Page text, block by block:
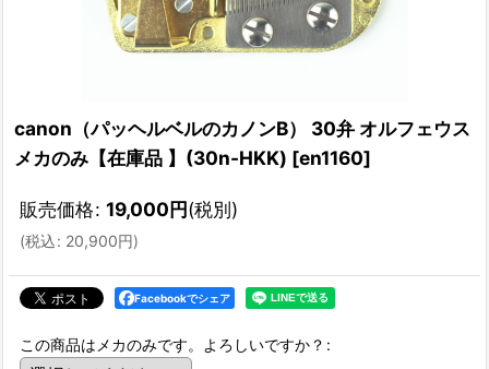
canon（パッヘルベルのカノンB） 30弁 オルフェウス
メカのみ【在庫品 】(30n-HKK) [en1160]
販売価格: 19,000円(税別)
(税込: 20,900円)
Facebookでシェア
この商品はメカのみです。よろしいですか？ :